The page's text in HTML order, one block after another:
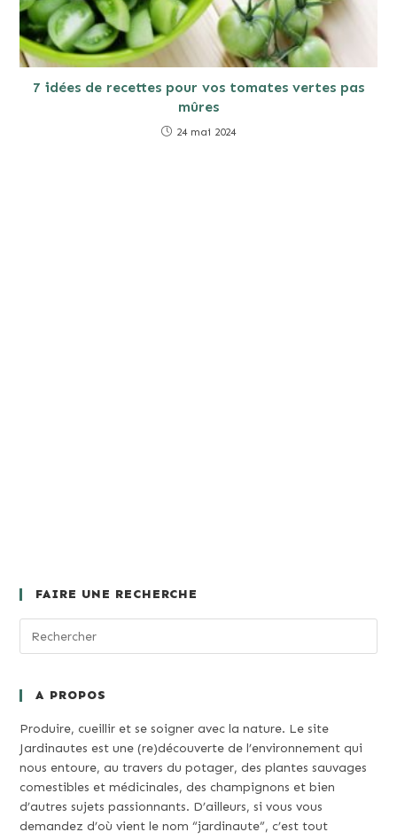
7 idées de recettes pour vos tomates vertes pas
mûres
24 mai 2024
FAIRE UNE RECHERCHE
A PROPOS
Produire, cueillir et se soigner avec la nature. Le site
Jardinautes est une (re)découverte de l’environnement qui
nous entoure, au travers du potager, des plantes sauvages
comestibles et médicinales, des champignons et bien
d’autres sujets passionnants. D’ailleurs, si vous vous
demandez d’où vient le nom “jardinaute”, c’est tout